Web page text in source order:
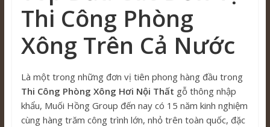
Thi Công Phòng
Xông Trên Cả Nước
Là một trong những đơn vị tiên phong hàng đầu trong
Thi Công Phòng Xông Hơi Nội Thất gỗ thông nhập
khẩu, Muối Hồng Group đến nay có 15 năm kinh nghiệm
cùng hàng trăm công trình lớn, nhỏ trên toàn quốc, đặc